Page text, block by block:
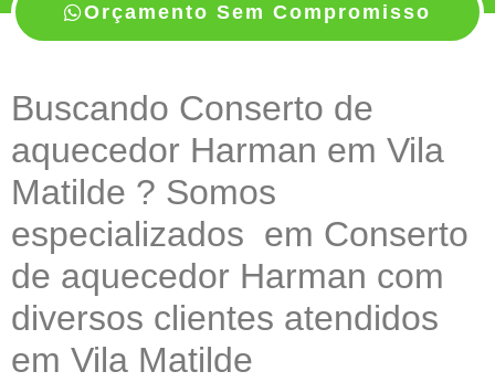
Orçamento Sem Compromisso
Buscando Conserto de
aquecedor Harman em Vila
Matilde ? Somos
especializados em Conserto
de aquecedor Harman com
diversos clientes atendidos
em Vila Matilde